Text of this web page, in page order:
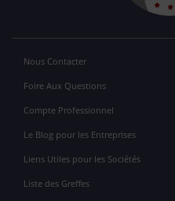
Nous Contacter
Foire Aux Questions
Compte Professionnel
Le Blog pour les Entreprises
Liens Utiles pour les Sociétés
Liste des Greffes